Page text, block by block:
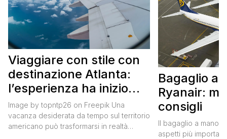
Viaggiare con stile con
destinazione Atlanta:
l’esperienza ha inizio
con un volo Air France
Image by topntp26 on Freepik Una
vacanza desiderata da tempo sul territorio
americano può trasformarsi in realtà
Bagaglio a
Ryanair:
consigli
Il bagaglio a mano
aspetti più